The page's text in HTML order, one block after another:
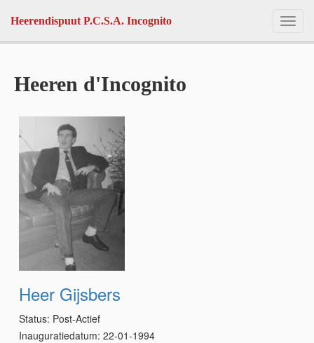
Heerendispuut P.C.S.A. Incognito
Heeren d'Incognito
Heer Gijsbers
Status: Post-Actief
Inauguratiedatum: 22-01-1994